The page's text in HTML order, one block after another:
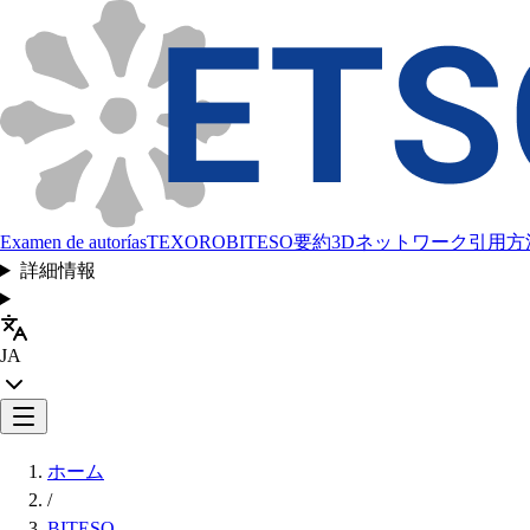
Examen de autoríasTEXOROBITESO要約3Dネットワーク引用方
詳細情報
JA
ホーム
/